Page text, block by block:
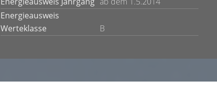
Energieausweis
Werteklasse
B